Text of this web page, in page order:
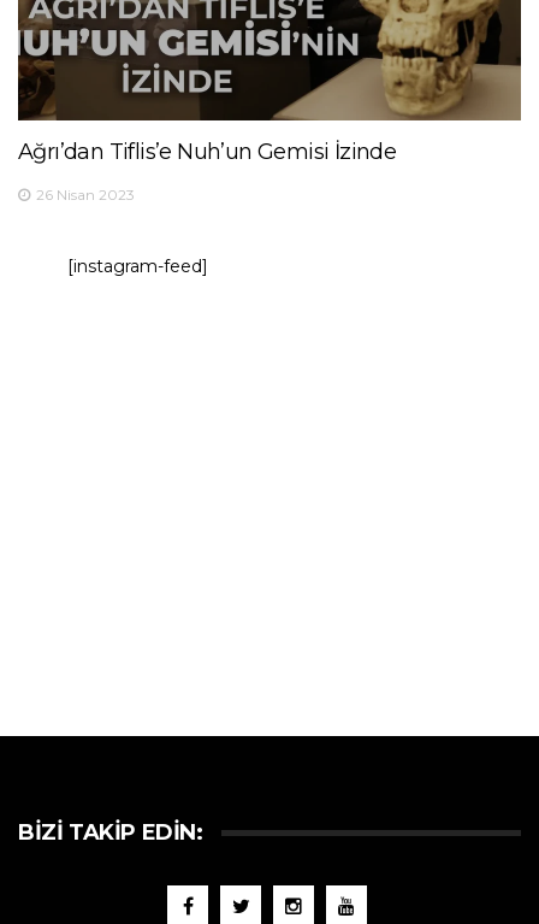
Ağrı’dan Tiflis’e Nuh’un Gemisi İzinde
26 Nisan 2023
[instagram-feed]
BIZI TAKIP EDIN: